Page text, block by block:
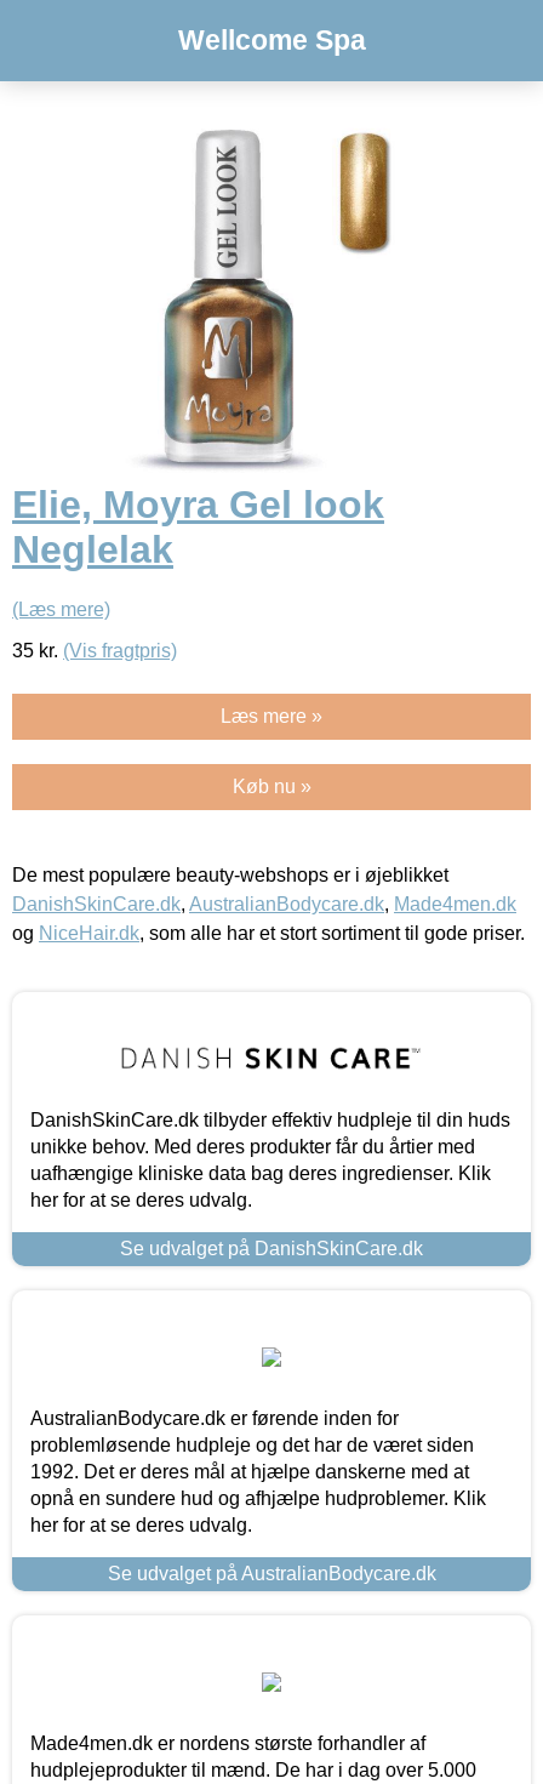
Wellcome Spa
Elie, Moyra Gel look
Neglelak
(Læs mere)
35 kr. (Vis fragtpris)
Læs mere »
Køb nu »
De mest populære beauty-webshops er i øjeblikket
DanishSkinCare.dk, AustralianBodycare.dk, Made4men.dk
og NiceHair.dk, som alle har et stort sortiment til gode priser.
DanishSkinCare.dk tilbyder effektiv hudpleje til din huds
unikke behov. Med deres produkter får du årtier med
uafhængige kliniske data bag deres ingredienser. Klik
her for at se deres udvalg.
Se udvalget på DanishSkinCare.dk
AustralianBodycare.dk er førende inden for
problemløsende hudpleje og det har de været siden
1992. Det er deres mål at hjælpe danskerne med at
opnå en sundere hud og afhjælpe hudproblemer. Klik
her for at se deres udvalg.
Se udvalget på AustralianBodycare.dk
Made4men.dk er nordens største forhandler af
hudplejeprodukter til mænd. De har i dag over 5.000